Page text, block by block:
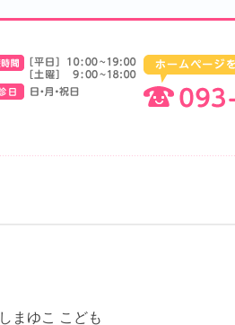
まゆこ こども